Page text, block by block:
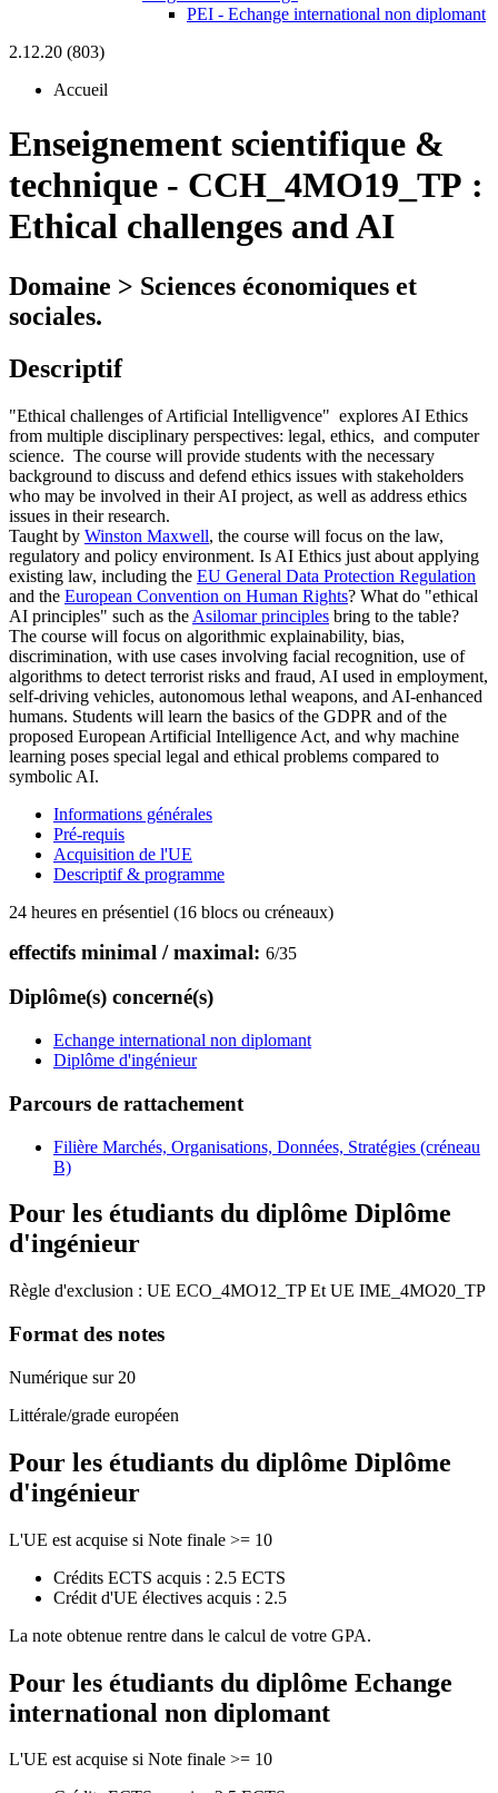
PEI - Echange international non diplomant
2.12.20 (803)
Accueil
Enseignement scientifique &
technique - CCH_4MO19_TP :
Ethical challenges and AI
Domaine > Sciences économiques et
sociales.
Descriptif
"Ethical challenges of Artificial Intelligvence" explores AI Ethics
from multiple disciplinary perspectives: legal, ethics, and computer
science. The course will provide students with the necessary
background to discuss and defend ethics issues with stakeholders
who may be involved in their AI project, as well as address ethics
issues in their research.
Taught by Winston Maxwell, the course will focus on the law,
regulatory and policy environment. Is AI Ethics just about applying
existing law, including the EU General Data Protection Regulation
and the European Convention on Human Rights? What do "ethical
AI principles" such as the Asilomar principles bring to the table?
The course will focus on algorithmic explainability, bias,
discrimination, with use cases involving facial recognition, use of
algorithms to detect terrorist risks and fraud, AI used in employment,
self-driving vehicles, autonomous lethal weapons, and AI-enhanced
humans. Students will learn the basics of the GDPR and of the
proposed European Artificial Intelligence Act, and why machine
learning poses special legal and ethical problems compared to
symbolic AI.
Informations générales
Pré-requis
Acquisition de l'UE
Descriptif & programme
24 heures en présentiel (16 blocs ou créneaux)
effectifs minimal / maximal: 6/35
Diplôme(s) concerné(s)
Echange international non diplomant
Diplôme d'ingénieur
Parcours de rattachement
Filière Marchés, Organisations, Données, Stratégies (créneau
B)
Pour les étudiants du diplôme Diplôme
d'ingénieur
Règle d'exclusion : UE ECO_4MO12_TP Et UE IME_4MO20_TP
Format des notes
Numérique sur 20
Littérale/grade européen
Pour les étudiants du diplôme Diplôme
d'ingénieur
L'UE est acquise si Note finale >= 10
Crédits ECTS acquis : 2.5 ECTS
Crédit d'UE électives acquis : 2.5
La note obtenue rentre dans le calcul de votre GPA.
Pour les étudiants du diplôme Echange
international non diplomant
L'UE est acquise si Note finale >= 10